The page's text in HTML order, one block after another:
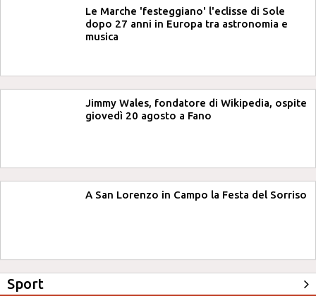
Le Marche 'festeggiano' l'eclisse di Sole
dopo 27 anni in Europa tra astronomia e
musica
Jimmy Wales, fondatore di Wikipedia, ospite
giovedì 20 agosto a Fano
A San Lorenzo in Campo la Festa del Sorriso
Sport